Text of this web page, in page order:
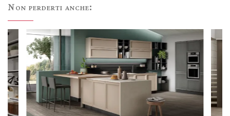
Non perderti anche: